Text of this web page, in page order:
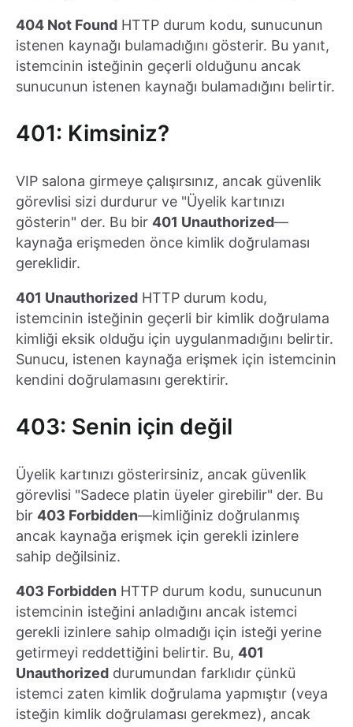
404 Not Found HTTP durum kodu, sunucunun
istenen kaynağı bulamadığını gösterir. Bu yanıt,
istemcinin isteğinin geçerli olduğunu ancak
sunucunun istenen kaynağı bulamadığını belirtir.
401: Kimsiniz?
VIP salona girmeye çalışırsınız, ancak güvenlik
görevlisi sizi durdurur ve "Üyelik kartınızı
gösterin" der. Bu bir 401 Unauthorized—
kaynağa erişmeden önce kimlik doğrulaması
gereklidir.
401 Unauthorized HTTP durum kodu,
istemcinin isteğinin geçerli bir kimlik doğrulama
kimliği eksik olduğu için uygulanmadığını belirtir.
Sunucu, istenen kaynağa erişmek için istemcinin
kendini doğrulamasını gerektirir.
403: Senin için değil
Üyelik kartınızı gösterirsiniz, ancak güvenlik
görevlisi "Sadece platin üyeler girebilir" der. Bu
bir 403 Forbidden—kimliğiniz doğrulanmış
ancak kaynağa erişmek için gerekli izinlere
sahip değilsiniz.
403 Forbidden HTTP durum kodu, sunucunun
istemcinin isteğini anladığını ancak istemci
gerekli izinlere sahip olmadığı için isteği yerine
getirmeyi reddettiğini belirtir. Bu, 401
Unauthorized durumundan farklıdır çünkü
istemci zaten kimlik doğrulama yapmıştır (veya
isteğin kimlik doğrulaması gerekmez), ancak